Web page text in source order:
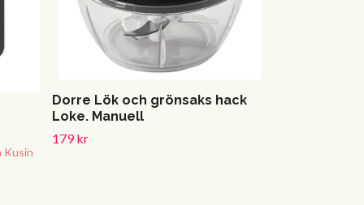
Kusin
Dorre Lök och grönsaks hack
Loke. Manuell
179 kr